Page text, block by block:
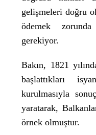
gelişmeleri doğru
ödemek
gerekiyor.
Bakın, 1821
başlattıkları
kurulmasıyla
yaratarak,
örnek olmuştur.